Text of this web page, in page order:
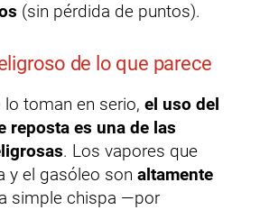
(sin pérdida de puntos).
de lo que parece
toman en serio, el uso del
reposta es una de las
. Los vapores que
y el gasóleo son altamente
simple chispa —por